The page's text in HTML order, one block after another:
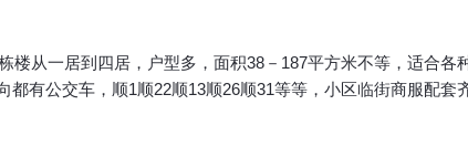
楼从一居到四居，户型多，面积38－187平方米不等，适合
有公交车，顺1顺22顺13顺26顺31等等，小区临街商服配